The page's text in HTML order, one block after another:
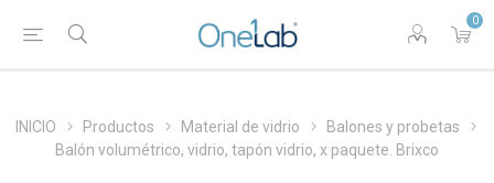
0
INICIO Productos Material de vidrio
Balones y probetas
Balón volumétrico, vidrio, tapón vidrio, x paquete. Brixco